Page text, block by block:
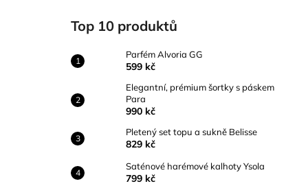
Top 10 produktů
Parfém Alvoria GG
599 kč
Elegantní, prémium šortky s páskem
Para
990 kč
Pletený set topu a sukně Belisse
829 kč
Saténové harémové kalhoty Ysola
799 kč